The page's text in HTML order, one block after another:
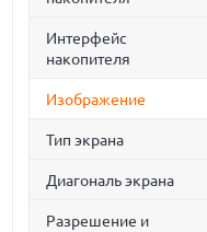
Интерфейс
накопителя
Изображение
Тип экрана
Диагональ экрана
Разрешение и